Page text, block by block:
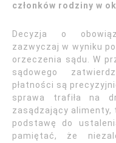
członków rodziny w
Decyzja o
zazwyczaj w wyniku
orzeczenia sądu. W
sądowego
płatności są
sprawa trafiła na
zasądzający alimenty,
podstawę do
pamiętać, że